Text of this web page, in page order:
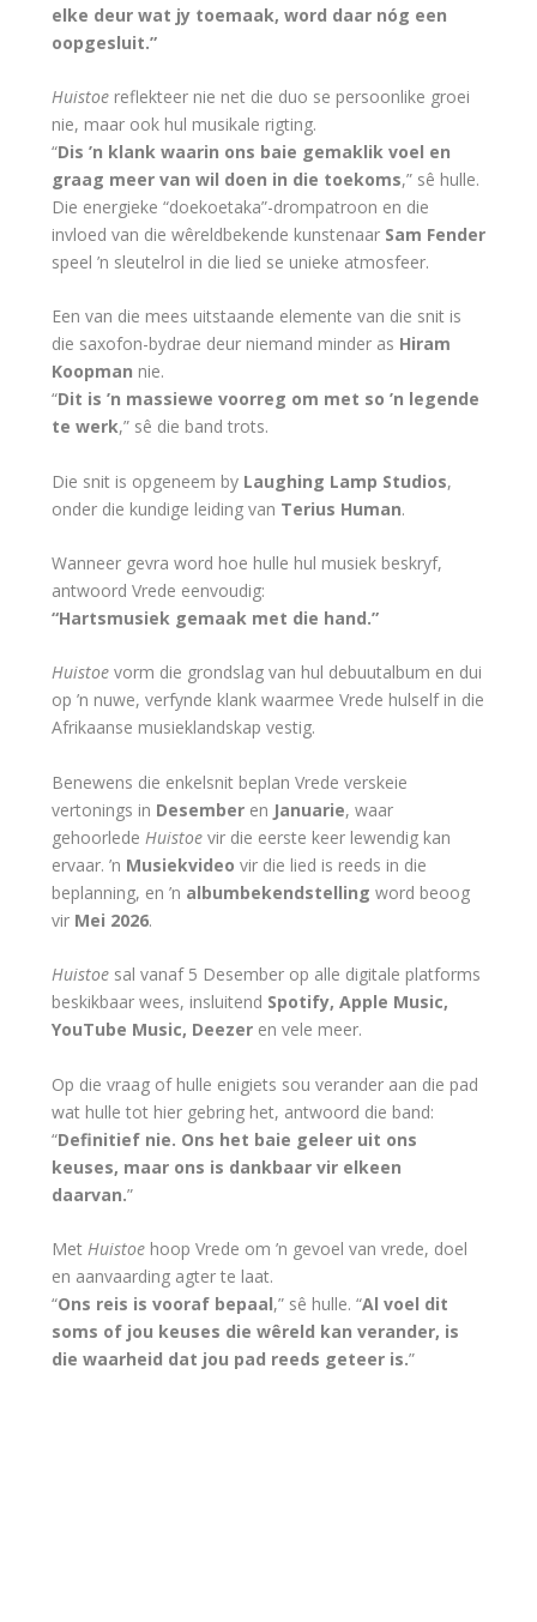
elke deur wat jy toemaak, word daar nóg een
oopgesluit.”
Huistoereflekteer nie net die duo se persoonlike groei
nie, maar ook hul musikale rigting.
“Dis ’n klank waarin ons baie gemaklik voel en
graag meer van wil doen in die toekoms,” sê hulle.
Die energieke “doekoetaka”-drompatroon en die
invloed van die wêreldbekende kunstenaar Sam Fender
speel ’n sleutelrol in die lied se unieke atmosfeer.
Een van die mees uitstaande elemente van die snit is
die saxofon-bydrae deur niemand minder as Hiram
Koopman nie.
“Dit is ’n massiewe voorreg om met so ’n legende
te werk,” sê die band trots.
Die snit is opgeneem by Laughing Lamp Studios,
onder die kundige leiding van Terius Human.
Wanneer gevra word hoe hulle hul musiek beskryf,
antwoord Vrede eenvoudig:
“Hartsmusiek gemaak met die hand.”
Huistoevorm die grondslag van hul debuutalbum en dui
op ’n nuwe, verfynde klank waarmee Vrede hulself in die
Afrikaanse musieklandskap vestig.
Benewens die enkelsnit beplan Vrede verskeie
vertonings in Desemberen Januarie, waar
gehoorlede Huistoevir die eerste keer lewendig kan
ervaar. ’n Musiekvideo vir die lied is reeds in die
beplanning, en ’n albumbekendstelling word beoog
vir Mei 2026.
Huistoesal vanaf 5 Desember op alle digitale platforms
beskikbaar wees, insluitend Spotify, Apple Music,
YouTube Music, Deezeren vele meer.
Op die vraag of hulle enigiets sou verander aan die pad
wat hulle tot hier gebring het, antwoord die band:
“Definitief nie. Ons het baie geleer uit ons
keuses, maar ons is dankbaar vir elkeen
daarvan.”
Met Huistoehoop Vrede om ’n gevoel van vrede, doel
en aanvaarding agter te laat.
“Ons reis is vooraf bepaal,” sê hulle. “Al voel dit
soms of jou keuses die wêreld kan verander, is
die waarheid dat jou pad reeds geteer is.”